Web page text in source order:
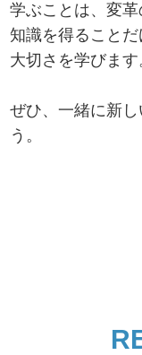
学ぶことは、変革
知識を得ること
大切さを学びます
ぜひ、一緒に新
う。